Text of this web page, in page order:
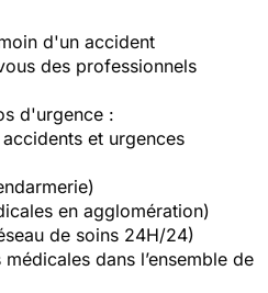
d'un accident
des professionnels
d'urgence :
et urgences
en agglomération)
de soins 24H/24)
dans l’ensemble de